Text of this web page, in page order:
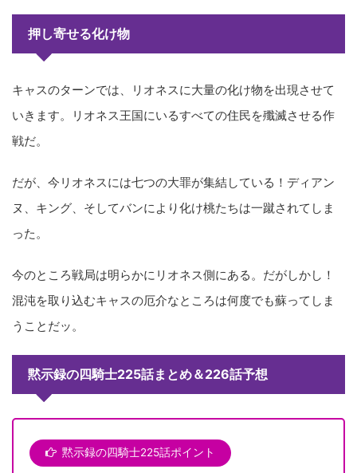
押し寄せる化け物
キャスのターンでは、リオネスに大量の化け物を出現させて
いきます。リオネス王国にいるすべての住民を殲滅させる作
戦だ。
だが、今リオネスには七つの大罪が集結している！ディアン
ヌ、キング、そしてバンにより化け桃たちは一蹴されてしま
った。
今のところ戦局は明らかにリオネス側にある。だがしかし！
混沌を取り込むキャスの厄介なところは何度でも蘇ってしま
うことだッ。
黙示録の四騎士225話まとめ＆226話予想
黙示録の四騎士225話ポイント